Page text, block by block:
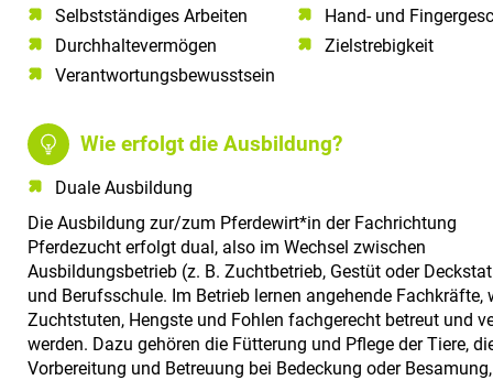
Selbstständiges Arbeiten​
Durchhaltevermögen​
Verantwortungsbewusstsein​
Hand- und
Zielstrebigkeit
Wie erfolgt die Ausbildung?
Duale Ausbildung
Die Ausbildung zur/zum Pferdewirt*in der Fachrichtung
Pferdezucht erfolgt dual, also im Wechsel zwischen
Ausbildungsbetrieb (z. B. Zuchtbetrieb, Gestüt oder
und Berufsschule. Im Betrieb lernen angehende Fachkräfte,
Zuchtstuten, Hengste und Fohlen fachgerecht betreut und
werden. Dazu gehören die Fütterung und Pflege der Tiere,
Vorbereitung und Betreuung bei Bedeckung oder